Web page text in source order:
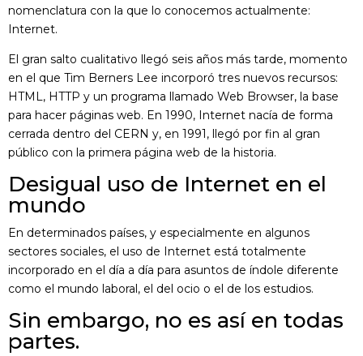
nomenclatura con la que lo conocemos actualmente:
Internet.
El gran salto cualitativo llegó seis años más tarde, momento
en el que Tim Berners Lee incorporó tres nuevos recursos:
HTML, HTTP y un programa llamado Web Browser, la base
para hacer páginas web. En 1990, Internet nacía de forma
cerrada dentro del CERN y, en 1991, llegó por fin al gran
público con la primera página web de la historia.
Desigual uso de Internet en el
mundo
En determinados países, y especialmente en algunos
sectores sociales, el uso de Internet está totalmente
incorporado en el día a día para asuntos de índole diferente
como el mundo laboral, el del ocio o el de los estudios.
Sin embargo, no es así en todas
partes.